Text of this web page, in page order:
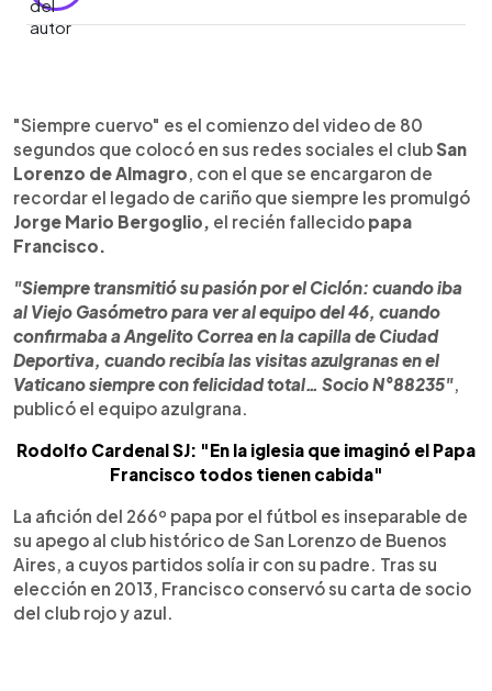
Escuchar artículo
"Siempre cuervo" es el comienzo del video de 80
segundos que colocó en sus redes sociales el clubSan
Lorenzo de Almagro , con el que se encargaron de
recordar el legado de cariño que siempre les promulgó
Jorge Mario Bergoglio, el recién fallecido papa
Francisco.
"Siempre transmitió su pasión por el Ciclón: cuando iba
al Viejo Gasómetro para ver al equipo del 46, cuando
confirmaba a Angelito Correa en la capilla de Ciudad
Deportiva, cuando recibía las visitas azulgranas en el
Vaticano siempre con felicidad total… Socio N°88235"
publicó el equipo azulgrana.
Rodolfo Cardenal SJ: "En la iglesia que imaginó el Papa
Francisco todos tienen cabida"
La afición del 266º papa por el fútbol es inseparable de
su apego al club histórico de San Lorenzo de Buenos
Aires, a cuyos partidos solía ir con su padre. Tras su
elección en 2013, Francisco conservó su carta de socio
del club rojo y azul.